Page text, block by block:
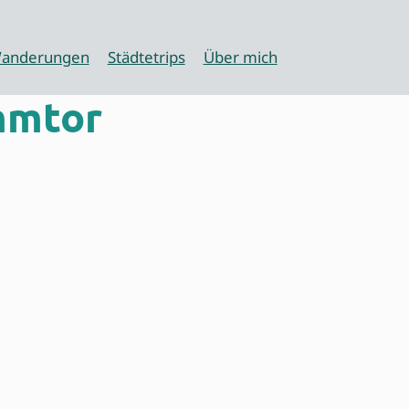
Städtetrips Über mich